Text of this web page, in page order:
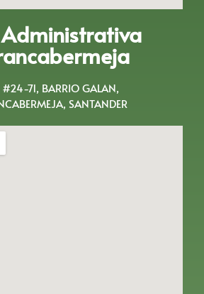
Administrativa
71, BARRIO GALAN,
SANTANDER